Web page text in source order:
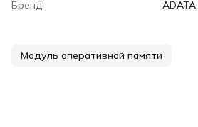
Бренд
ADATA
Модуль оперативной памяти